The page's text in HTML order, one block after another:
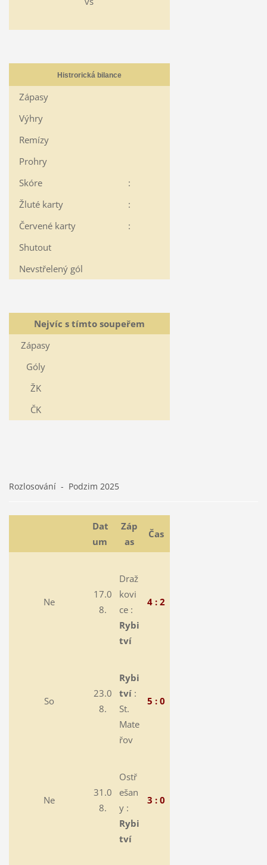
Histrorická bilance
Zápasy
Výhry
Remízy
Prohry
Skóre
:
Žluté karty
:
Červené karty
:
Shutout
Nevstřelený gól
Nejvíc s tímto soupeřem
Zápasy
Góly
ŽK
ČK
Rozlosování - Podzim 2025
Dat
um
Záp
as
Čas
Ne
17.0
8.
Draž
kovi
ce :
Rybi
tví
4 : 2
So
23.0
8.
Rybi
tví:
St.
Mate
řov
5 : 0
Ne
31.0
8.
Ostř
ešan
y :
Rybi
tví
3 : 0